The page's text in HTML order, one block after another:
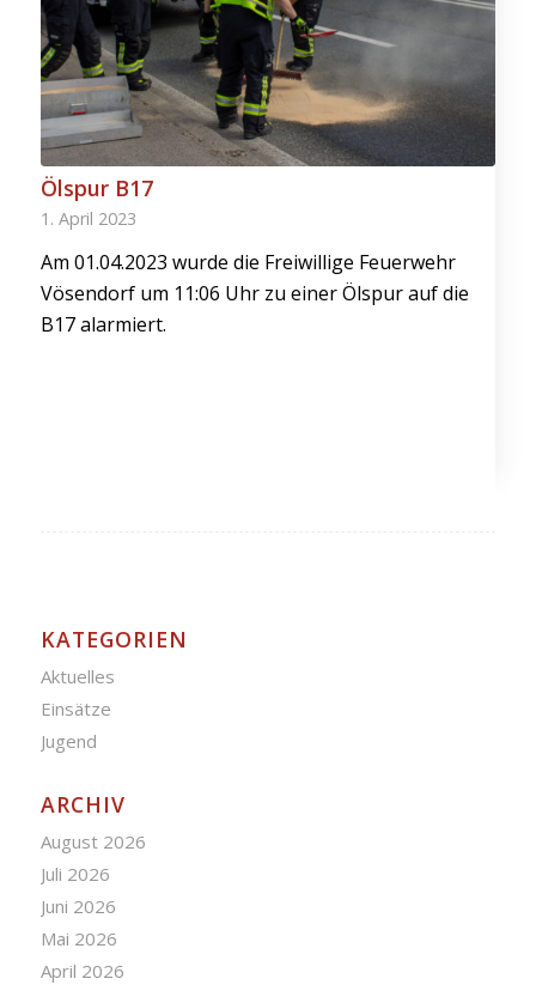
Ölspur B17
1. April 2023
Am 01.04.2023 wurde die Freiwillige Feuerwehr
Vösendorf um 11:06 Uhr zu einer Ölspur auf die
B17 alarmiert.
KATEGORIEN
Aktuelles
Einsätze
Jugend
ARCHIV
August 2026
Juli 2026
Juni 2026
Mai 2026
April 2026